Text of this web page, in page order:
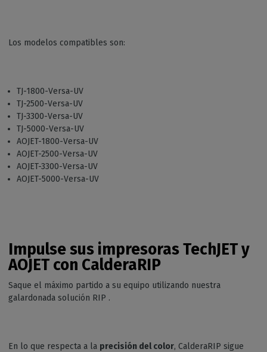
Los modelos compatibles son:
TJ-1800-Versa-UV
TJ-2500-Versa-UV
TJ-3300-Versa-UV
TJ-5000-Versa-UV
AOJET-1800-Versa-UV
AOJET-2500-Versa-UV
AOJET-3300-Versa-UV
AOJET-5000-Versa-UV
Impulse sus impresoras TechJET y
AOJET con CalderaRIP
Saque el máximo partido a su equipo utilizando nuestra
galardonada solución RIP .
En lo que respecta a la precisión del color, CalderaRIP sigue